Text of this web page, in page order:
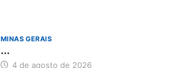
MINAS GERAIS
...
4 de agosto de 2026